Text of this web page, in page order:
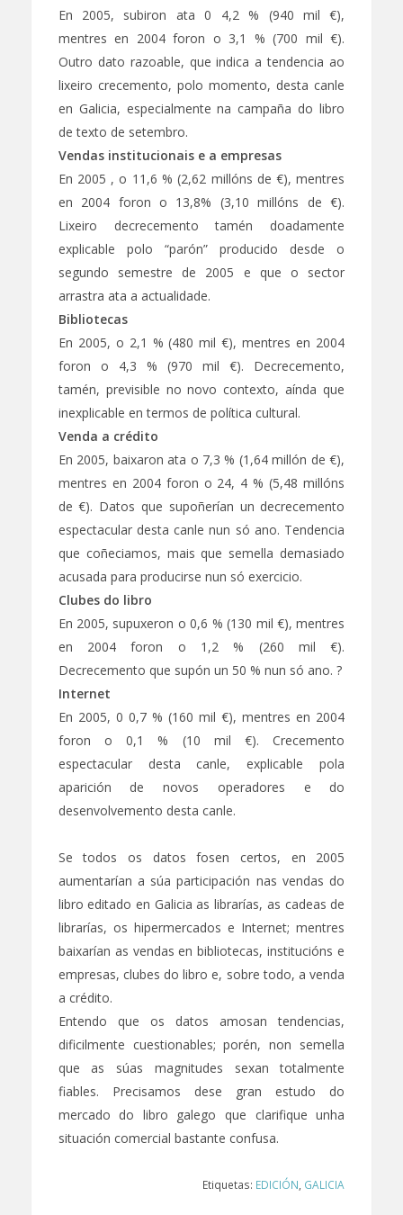
En 2005, subiron ata 0 4,2 % (940 mil €),
mentres en 2004 foron o 3,1 % (700 mil €).
Outro dato razoable, que indica a tendencia ao
lixeiro crecemento, polo momento, desta canle
en Galicia, especialmente na campaña do libro
de texto de setembro.
Vendas institucionais e a empresas
En 2005 , o 11,6 % (2,62 millóns de €), mentres
en 2004 foron o 13,8% (3,10 millóns de €).
Lixeiro decrecemento tamén doadamente
explicable polo “parón” producido desde o
segundo semestre de 2005 e que o sector
arrastra ata a actualidade.
Bibliotecas
En 2005, o 2,1 % (480 mil €), mentres en 2004
foron o 4,3 % (970 mil €). Decrecemento,
tamén, previsible no novo contexto, aínda que
inexplicable en termos de política cultural.
Venda a crédito
En 2005, baixaron ata o 7,3 % (1,64 millón de €),
mentres en 2004 foron o 24, 4 % (5,48 millóns
de €). Datos que supoñerían un decrecemento
espectacular desta canle nun só ano. Tendencia
que coñeciamos, mais que semella demasiado
acusada para producirse nun só exercicio.
Clubes do libro
En 2005, supuxeron o 0,6 % (130 mil €), mentres
en 2004 foron o 1,2 % (260 mil €).
Decrecemento que supón un 50 % nun só ano. ?
Internet
En 2005, 0 0,7 % (160 mil €), mentres en 2004
foron o 0,1 % (10 mil €). Crecemento
espectacular desta canle, explicable pola
aparición de novos operadores e do
desenvolvemento desta canle.
Se todos os datos fosen certos, en 2005
aumentarían a súa participación nas vendas do
libro editado en Galicia as librarías, as cadeas de
librarías, os hipermercados e Internet; mentres
baixarían as vendas en bibliotecas, institucións e
empresas, clubes do libro e, sobre todo, a venda
a crédito.
Entendo que os datos amosan tendencias,
dificilmente cuestionables; porén, non semella
que as súas magnitudes sexan totalmente
fiables. Precisamos dese gran estudo do
mercado do libro galego que clarifique unha
situación comercial bastante confusa.
Etiquetas: EDICIÓN GALICIA